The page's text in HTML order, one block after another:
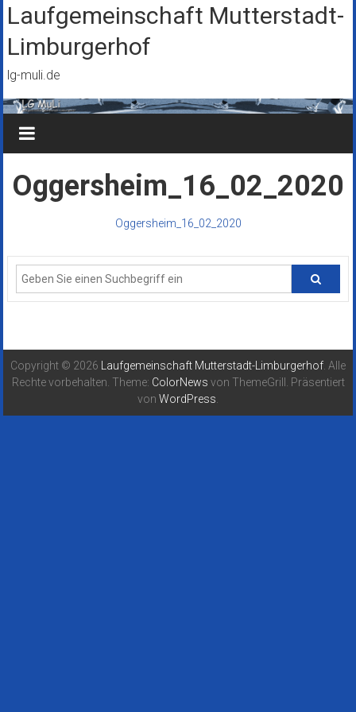
Zum
Inhalt
springen
Laufgemeinschaft Mutterstadt-
Limburgerhof
lg-muli.de
Oggersheim_16_02_2020
Oggersheim_16_02_2020
Copyright © 2026 Laufgemeinschaft Mutterstadt-Limburgerhof . Alle
Rechte vorbehalten. Theme: ColorNews von ThemeGrill. Präsentiert
von WordPress